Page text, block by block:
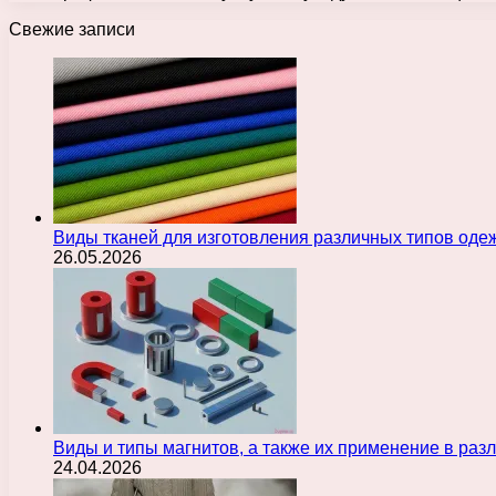
Свежие записи
Виды тканей для изготовления различных типов
26.05.2026
Виды и типы магнитов, а также их применение в
24.04.2026